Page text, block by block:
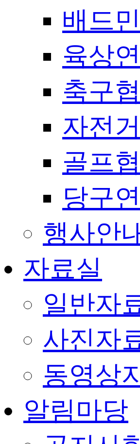
배드
육상
축구
자전
골프
당구
행사안
자료실
일반자
사진자
동영상
알림마당